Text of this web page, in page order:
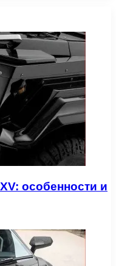
особенности и